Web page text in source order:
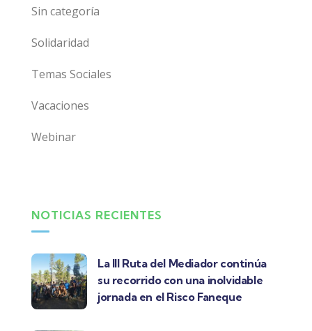
Sin categoría
Solidaridad
Temas Sociales
Vacaciones
Webinar
NOTICIAS RECIENTES
La III Ruta del Mediador continúa
su recorrido con una inolvidable
jornada en el Risco Faneque